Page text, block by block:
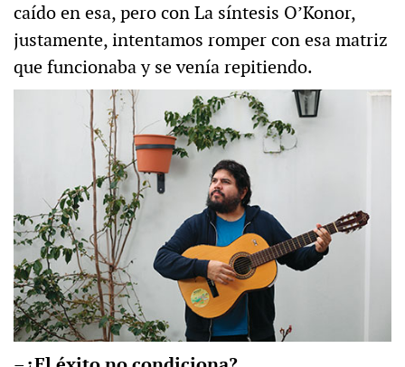
caído en esa, pero con La síntesis O’Konor,
justamente, intentamos romper con esa matriz
que funcionaba y se venía repitiendo.